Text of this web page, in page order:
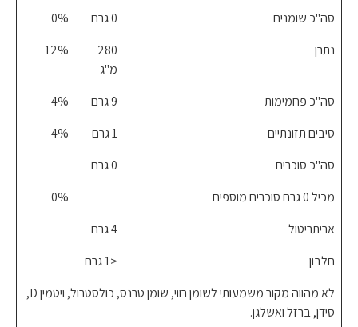
סה"כ שומנים 0 גרם
%‎0
נתרן
280
מ"ג
‎12%‎
סה"כ פחמימות 9 גרם
4%
סיבים תזונתיים
1 גרם
4%
סה"כ סוכרים
0 גרם
מכיל 0 גרם סוכרים מוספים
0%
אריתריטול
4 גרם
חלבון
<1 גרם
לא מהווה מקור משמעותי לשומן רווי, שומן טרנס, כולסטרול, ויטמין D,
סידן, ברזל ואשלגן.